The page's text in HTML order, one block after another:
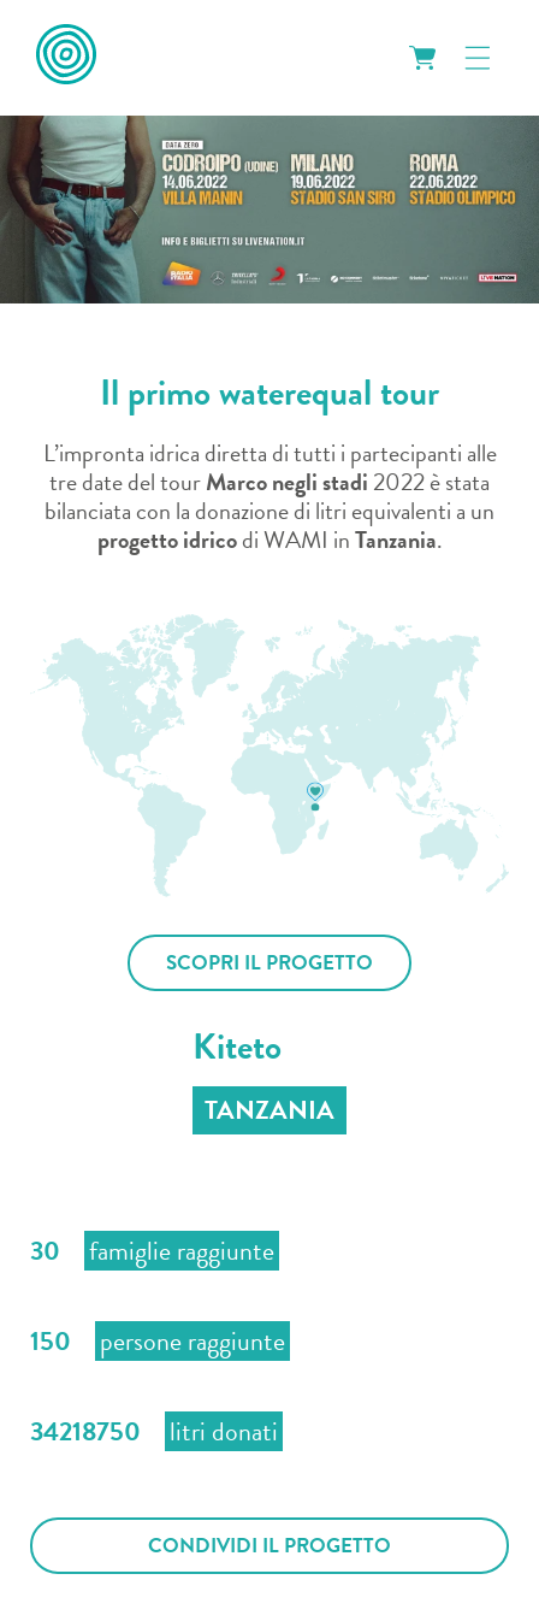
Il primo waterequal tour
L’impronta idrica diretta di tutti i partecipanti alle
tre date del tourMarco negli stadi 2022 è stata
bilanciata con la donazione di litri equivalenti a un
progetto idricodi WAMI inTanzania.
SCOPRI IL PROGETTO
Kiteto
TANZANIA
30 famiglie raggiunte
150 persone raggiunte
34218750 litri donati
CONDIVIDI IL PROGETTO